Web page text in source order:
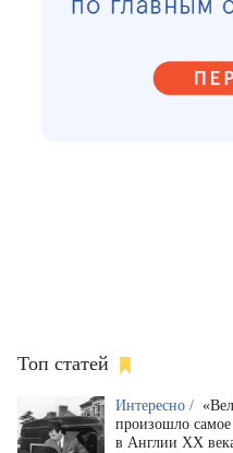
Топ статей
Интересно /
произошло самое
в Англии XX